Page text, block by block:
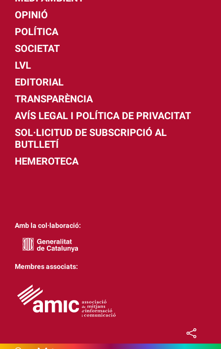
OPINIÓ
POLÍTICA
SOCIETAT
LVL
EDITORIAL
TRANSPARÈNCIA
AVÍS LEGAL I POLÍTICA DE PRIVACITAT
SOL·LICITUD DE SUBSCRIPCIÓ AL
BUTLLETÍ
HEMEROTECA
Amb la col·laboració:
Membres associats: